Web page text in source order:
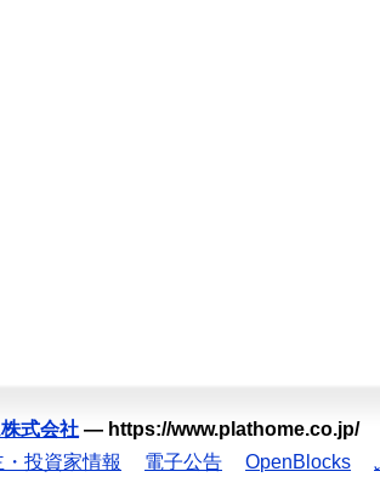
式会社 — https://www.plathome.co.jp/
・投資家情報 電子公告 OpenBlocks